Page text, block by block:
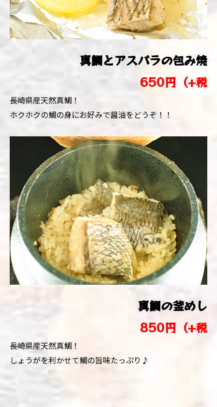
真鯛とアスパラの包み焼
650円（+税
長崎県産天然真鯛 ！
ホクホクの鯛の身にお好みで醤油をどうぞ！！
真鯛の釜めし
850円（+税
長崎県産天然真鯛！
しょうがを利かせて鯛の旨味たっぷり♪